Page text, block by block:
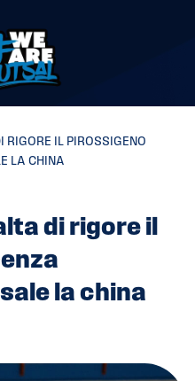
RIGORE IL PIROSSIGENO
LA CHINA
di rigore il
la china